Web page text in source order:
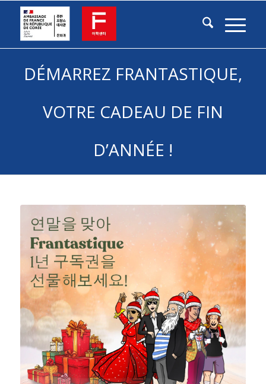
DÉMARREZ FRANTASTIQUE,
VOTRE CADEAU DE FIN
D’ANNÉE !